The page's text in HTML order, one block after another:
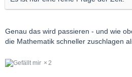
Genau das wird passieren - und wie
die Mathematik schneller zuschlagen
2